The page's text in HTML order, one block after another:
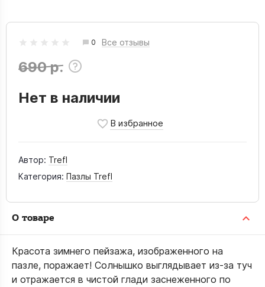
0 Все отзывы
690 р.
Нет в наличии
Автор: Trefl
Категория: Пазлы Trefl
О товаре
Красота зимнего пейзажа, изображенного на
пазле, поражает! Солнышко выглядывает из-за туч
и отражается в чистой глади заснеженного по